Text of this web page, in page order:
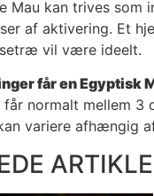
Mau kan trives som
af aktivering. Et
vil være ideelt.
får en Egyptisk
får normalt mellem 3
variere afhængig